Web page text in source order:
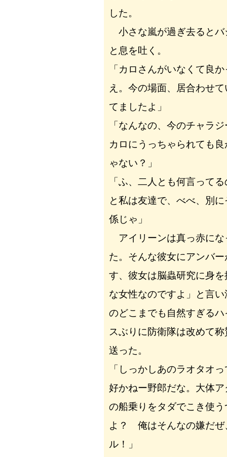
した。
小さな嵐が過ぎ去るとバ
と息を吐く。
「カロさんがいなくて良
え。今の場面、居合わせ
てましたよ」
「なんなの、今のチャラ
カロにうっちゃられても
ゃない？」
「ふ、二人とも何言って
と私は友達で、べべ、別
係じゃ」
アイリーンは真っ赤にな
た。そんな彼女にアンバ
す、彼女は脳蟲研究に身
な女性なのですよ」と言
のどこまでも自然すぎる
スぶりに防衛隊は改めて
送った。
「しっかしあのラオタオ
好かねー野郎だな。大体
の船乗りをタダでこき使
よ？ 俺はそんなの嫌だぜ
ル！」